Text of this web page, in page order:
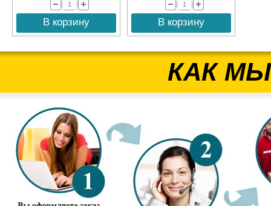
В корзину В корзину
КАК